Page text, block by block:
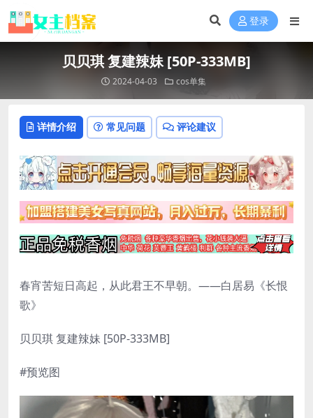
登录
贝贝琪 复建辣妹 [50P-333MB]
2024-04-03 cos单集
详情介绍 常见问题 评论建议
春宵苦短日高起，从此君王不早朝。——白居易《长恨
歌》
贝贝琪 复建辣妹 [50P-333MB]
#预览图